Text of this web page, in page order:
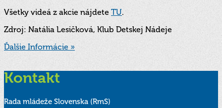
Všetky videá z akcie nájdeteTU.
Zdroj: Natália Lesičková, Klub Detskej Nádeje
Ďalšie Informácie »
Kontakt
Rada mládeže Slovenska (RmS)